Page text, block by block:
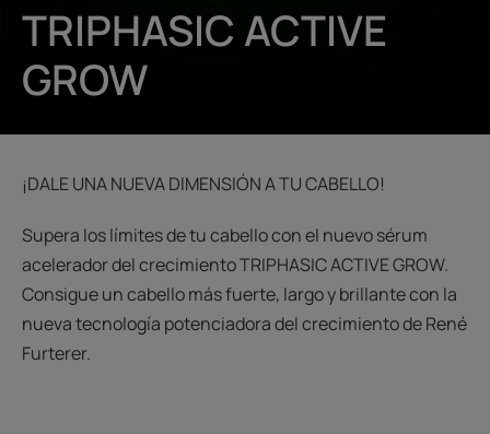
TRIPHASIC ACTIVE
GROW
¡DALE UNA NUEVA DIMENSIÓN A TU CABELLO!
Supera los límites de tu cabello con el nuevo sérum
acelerador del crecimiento TRIPHASIC ACTIVE GROW.
Consigue un cabello más fuerte, largo y brillante con la
nueva tecnología potenciadora del crecimiento de René
Furterer.